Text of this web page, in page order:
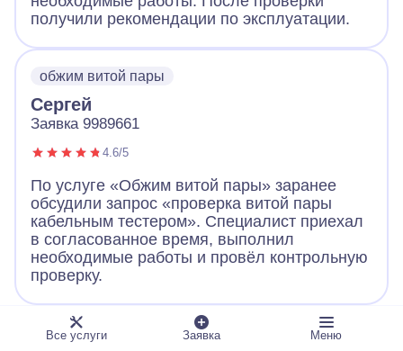
получили рекомендации по эксплуатации.
обжим витой пары
Сергей
Заявка 9989661
4.6/5
По услуге «Обжим витой пары» заранее
обсудили запрос «проверка витой пары
кабельным тестером». Специалист приехал
в согласованное время, выполнил
необходимые работы и провёл контрольную
проверку.
ландшафтное освещение
Все услуги Заявка Меню